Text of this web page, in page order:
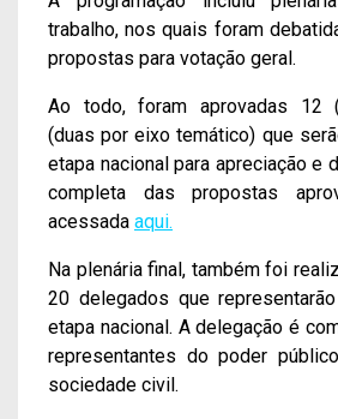
trabalho, nos quais foram
propostas para votação geral.
Ao todo, foram aprovadas 12
(duas por eixo temático) que
etapa nacional para apreciação e
completa das propostas
acessada aqui.
Na plenária final, também foi
20 delegados que
etapa nacional. A delegação é
representantes do poder
sociedade civil.